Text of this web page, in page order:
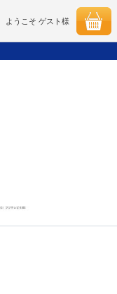
ようこそ ゲスト様